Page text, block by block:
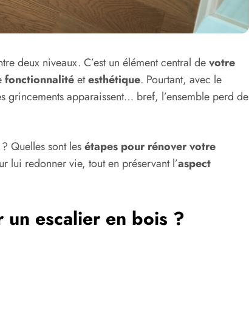
deux niveaux. C’est un élément central devotre
fonctionnalitéetesthétique. Pourtant, avec le
grincements apparaissent… bref, l’ensemble perd de
? Quelles sont lesétapes pour rénover votre
lui redonner vie, tout en préservant l’aspect
escalier en bois ?